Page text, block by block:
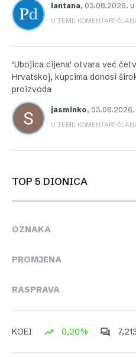
lantana, 03.08.2026. u
U TEMI: KOMENTARI
‘Ubojica cijena’ otvara već
Hrvatskoj, kupcima donosi
proizvoda
jasminko, 03.08.2026.
U TEMI: KOMENTARI
TOP 5 DIONICA
OZNAKA
PROMJENA
RASPRAVA
KOEI 0,20%